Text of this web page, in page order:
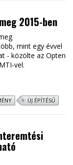
2015-ben
mint egy évvel
- közölte az Opten
vel.
ÚJ ÉPÍTÉSŰ